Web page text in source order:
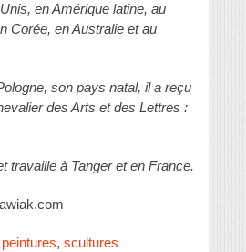
en Amérique latine, au
Corée, en Australie et au
son pays natal, il a reçu
des Arts et des Lettres :
travaille à Tanger et en France.
peintures, scultures